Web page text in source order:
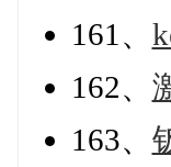
161、
162、
163、